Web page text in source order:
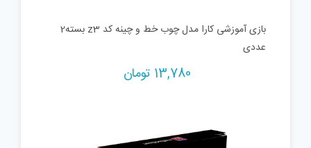
بازی آموزشی کارا مدل چوب خط و چینه کد z3 بسته2
عددی
13,780 تومان